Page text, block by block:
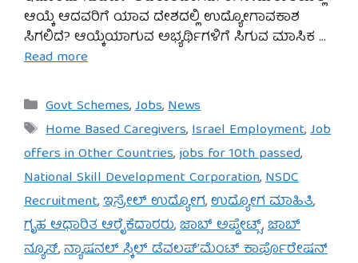
ಆಯ್ಕೆ ಆದವರಿಗೆ ಯಾವ ದೇಶದಲ್ಲಿ ಉದ್ಯೋಗಾವಕಾಶ
ಸಿಗಲಿದೆ? ಆಯ್ಕೆಯಾಗುವ ಅಭ್ಯರ್ಥಿಗಳಿಗೆ ಸಿಗುವ ಮಾಸಿಕ …
Read more
Categories
Govt Schemes,Jobs,News
Tags
Home Based Caregivers,Israel Employment,Job
offers in Other Countries,jobs for 10th passed,
National Skill Development Corporation,NSDC
Recruitment,ಇಸ್ರೇಲ್ ಉದ್ಯೋಗ,ಉದ್ಯೋಗ ಮಾಹಿತಿ,
ಗೃಹ ಆಧಾರಿತ ಆರೈಕೆದಾರರು,ಜಾಬ್ ಅಪ್ಡೇಟ್ಸ್,ಜಾಬ್
ನ್ಯೂಸ್,ನ್ಯಾಷನಲ್ ಸ್ಕಿಲ್ ಡೆವಲಪ್’ಮೆಂಟ್ ಕಾರ್ಪೊರೇಷನ್